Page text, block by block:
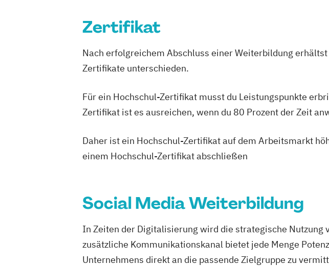
Zertifikat
Nach erfolgreichem Abschluss einer Weiterbildung
Zertifikate unterschieden.
Für ein Hochschul-Zertifikat musst du Leistungspunkte
Zertifikat ist es ausreichen, wenn du 80 Prozent der Zeit
Daher ist ein Hochschul-Zertifikat auf dem Arbeitsmarkt
einem Hochschul-Zertifikat abschließen
Social Media Weiterbildung
In Zeiten der Digitalisierung wird die strategische
zusätzliche Kommunikationskanal bietet jede Menge
Unternehmens direkt an die passende Zielgruppe zu